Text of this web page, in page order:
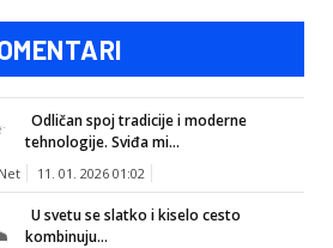
Odličan spoj tradicije i moderne
tehnologije. Sviđa mi...
11. 01. 2026 01:02
U svetu se slatko i kiselo cesto
kombinuju...